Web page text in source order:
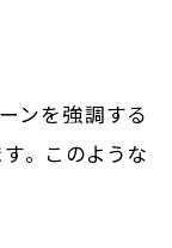
ンを強調する
。 このような